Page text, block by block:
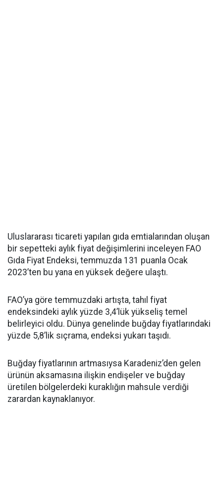
Uluslararası ticareti yapılan gıda emtialarından oluşan
bir sepetteki aylık fiyat değişimlerini inceleyen FAO
Gıda Fiyat Endeksi, temmuzda 131 puanla Ocak
2023’ten bu yana en yüksek değere ulaştı.
FAO’ya göre temmuzdaki artışta, tahıl fiyat
endeksindeki aylık yüzde 3,4’lük yükseliş temel
belirleyici oldu. Dünya genelinde buğday fiyatlarındaki
yüzde 5,8’lik sıçrama, endeksi yukarı taşıdı.
Buğday fiyatlarının artmasıysa Karadeniz’den gelen
ürünün aksamasına ilişkin endişeler ve buğday
üretilen bölgelerdeki kuraklığın mahsule verdiği
zarardan kaynaklanıyor.